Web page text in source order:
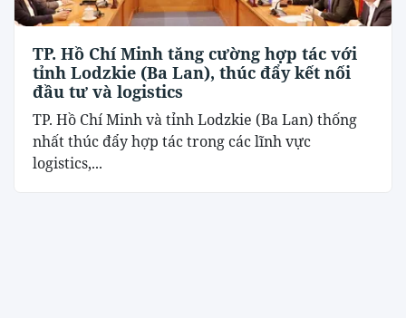
TP. Hồ Chí Minh tăng cường hợp tác với
tỉnh Lodzkie (Ba Lan), thúc đẩy kết nối
đầu tư và logistics
TP. Hồ Chí Minh và tỉnh Lodzkie (Ba Lan) thống
nhất thúc đẩy hợp tác trong các lĩnh vực
logistics,...